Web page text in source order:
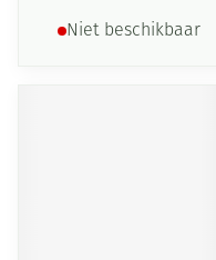
Niet beschikbaar